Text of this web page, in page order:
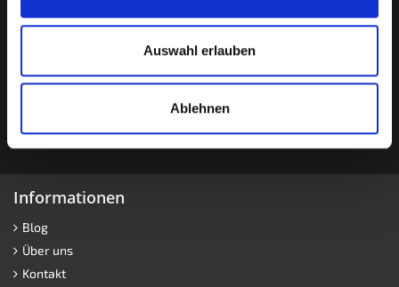
Auswahl erlauben
Ablehnen
Informationen
Blog
Über uns
Kontakt